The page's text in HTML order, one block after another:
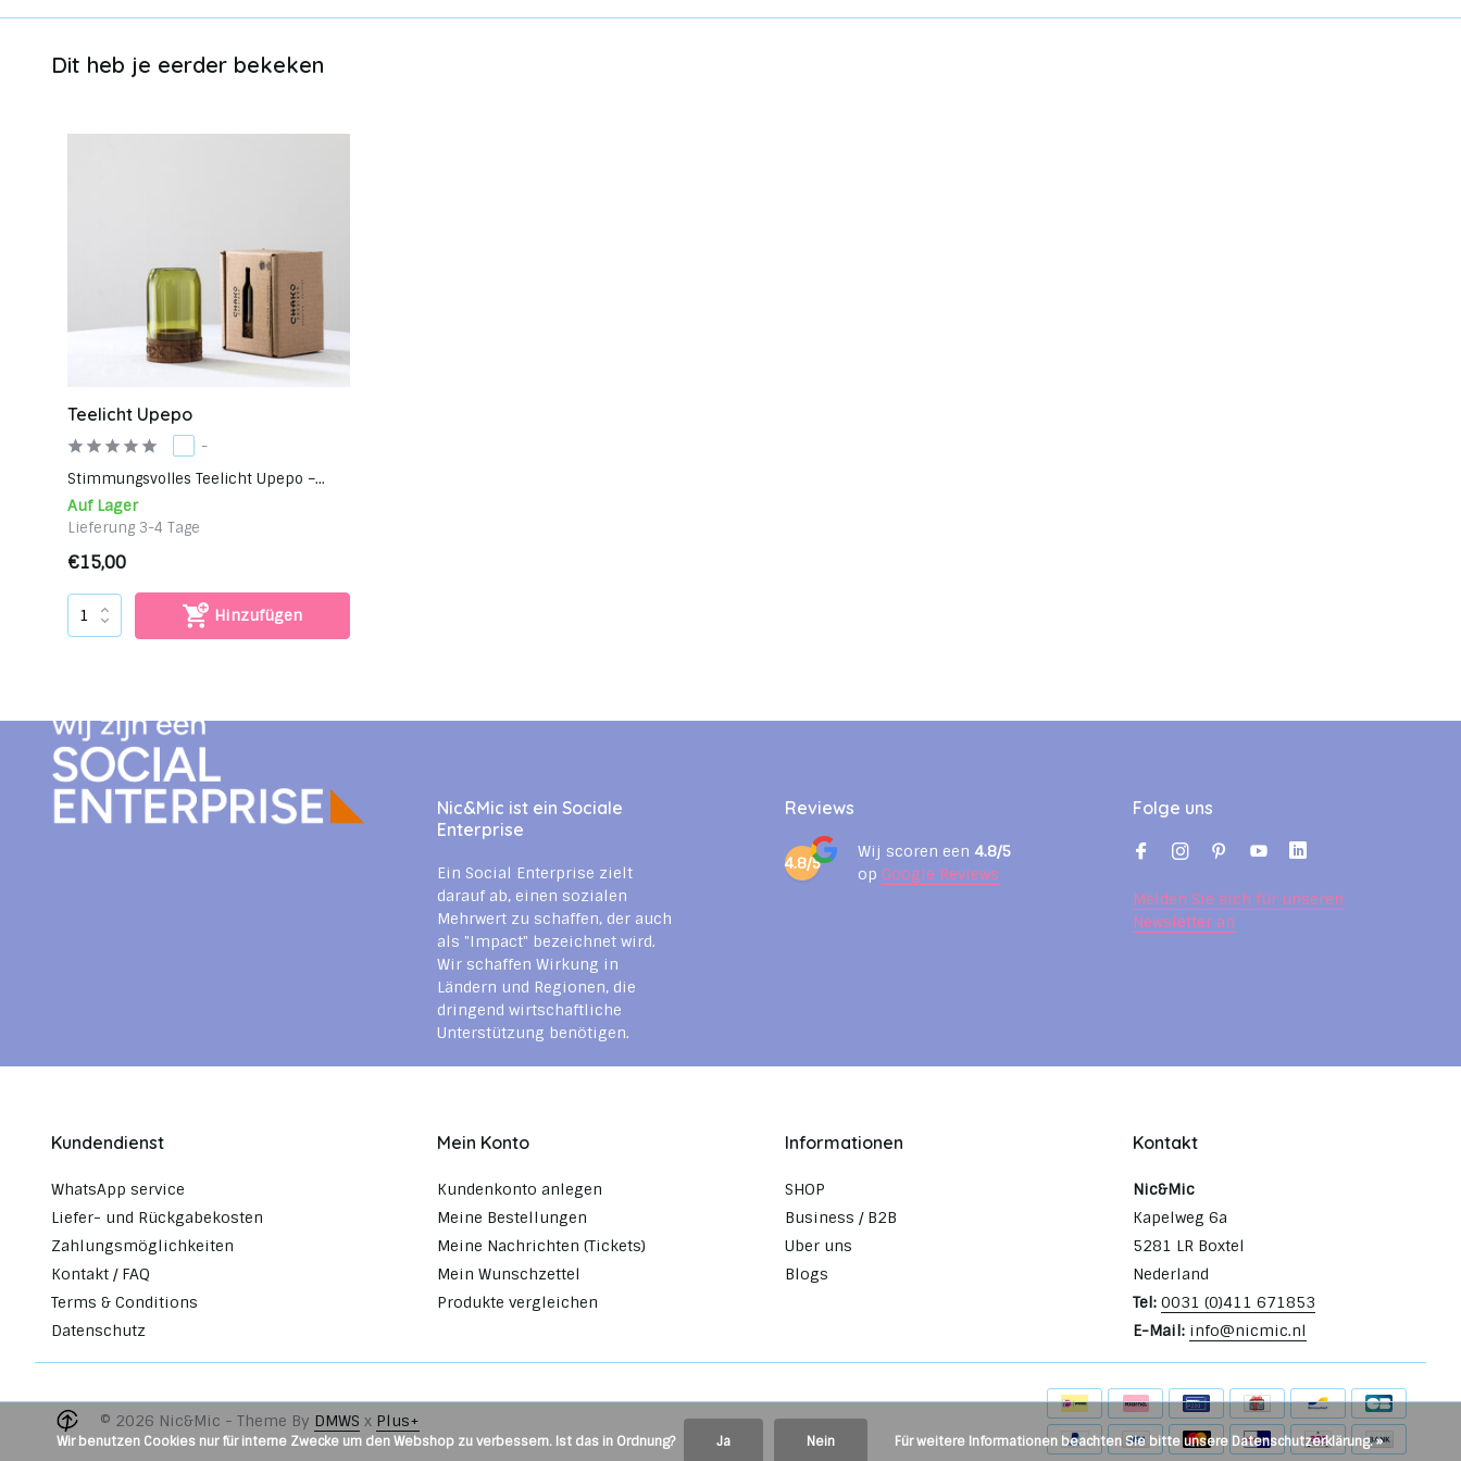
Dit heb je eerder bekeken
Teelicht Upepo
-
Stimmungsvolles Teelicht Upepo –...
Auf Lager
Lieferung 3-4 Tage
€15,00
Hinzufügen
Nic&Mic ist ein Sociale
Enterprise
Ein Social Enterprise zielt
darauf ab, einen sozialen
Mehrwert zu schaffen, der auch
als "Impact" bezeichnet wird.
Wir schaffen Wirkung in
Ländern und Regionen, die
dringend wirtschaftliche
Unterstützung benötigen.
Reviews
4.8/5
Wij scoren een 4.8/5
op Google Reviews
Folge uns
Melden Sie sich für unseren
Newsletter an
Kundendienst
WhatsApp service
Liefer- und Rückgabekosten
Zahlungsmöglichkeiten
Kontakt / FAQ
Terms & Conditions
Datenschutz
Mein Konto
Kundenkonto anlegen
Meine Bestellungen
Meine Nachrichten (Tickets)
Mein Wunschzettel
Produkte vergleichen
Informationen
SHOP
Business / B2B
Uber uns
Blogs
Kontakt
Nic&Mic
Kapelweg 6a
5281 LR Boxtel
Nederland
Tel: 0031 (0)411 671853
E-Mail: info@nicmic.nl
© 2026 Nic&Mic - Theme By DMWS x Plus+
Wir benutzen Cookies nur für interne Zwecke um den Webshop zu verbessern. Ist das in Ordnung? Ja Nein Für weitere Informationen beachten Sie bitte unsere Datenschutzerklärung. »